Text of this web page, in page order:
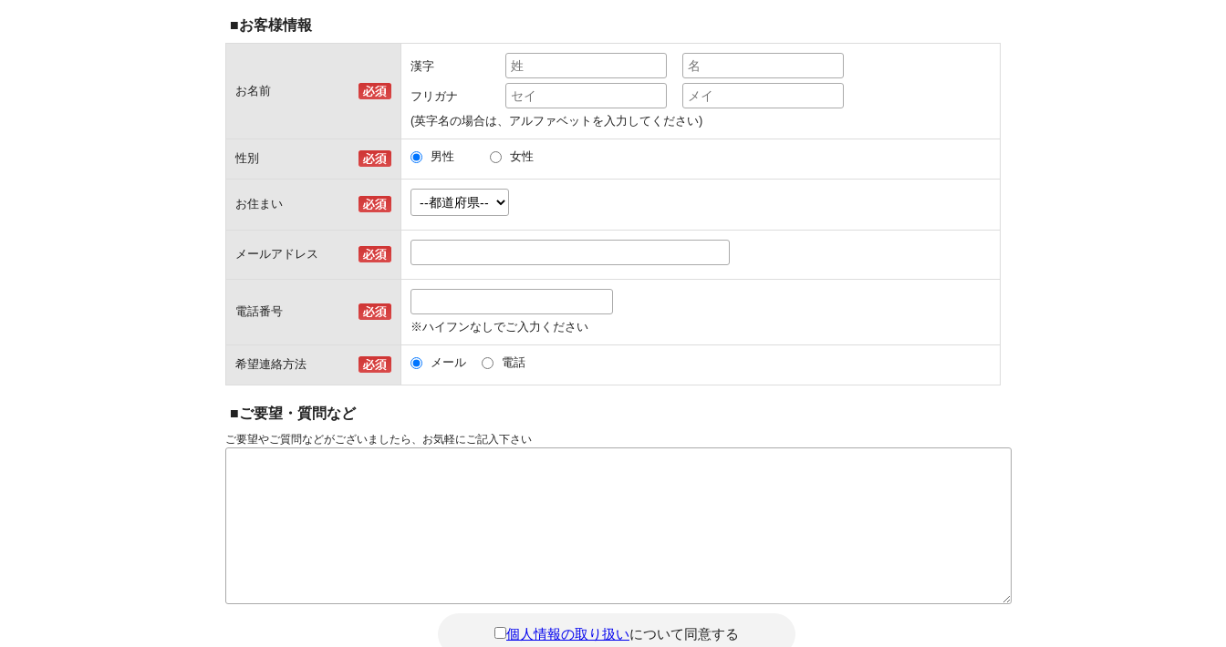
■お客様情報
お名前
漢字
フリガナ
(英字名の場合は、アルファベットを入力してください)
性別 男性 女性
お住まい
メールアドレス
電話番号
※ハイフンなしでご入力ください
希望連絡方法 メール 電話
■ご要望・質問など
ご要望やご質問などがございましたら、お気軽にご記入下さい
個人情報の取り扱いについて同意する